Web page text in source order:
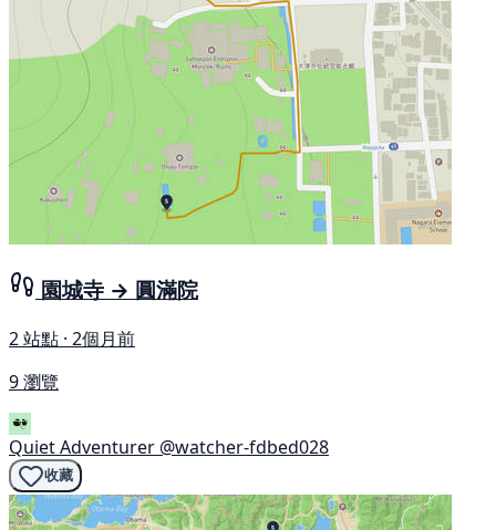
園城寺 → 圓滿院
2 站點 · 2個月前
9 瀏覽
Quiet Adventurer @watcher-fdbed028
收藏